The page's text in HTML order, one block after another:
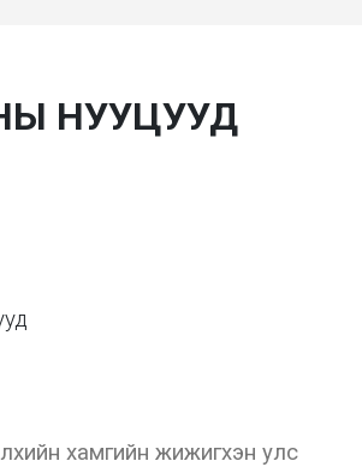
НУУЦУУД
хамгийн жижигхэн улс